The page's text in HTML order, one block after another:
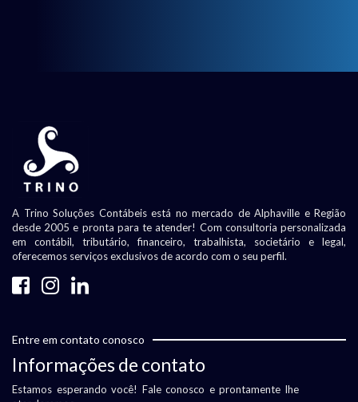
A Trino Soluções Contábeis está no mercado de Alphaville e Região
desde 2005 e pronta para te atender! Com consultoria personalizada
em contábil, tributário, financeiro, trabalhista, societário e legal,
oferecemos serviços exclusivos de acordo com o seu perfil.
Entre em contato conosco
Informações de contato
Estamos esperando você! Fale conosco e prontamente lhe